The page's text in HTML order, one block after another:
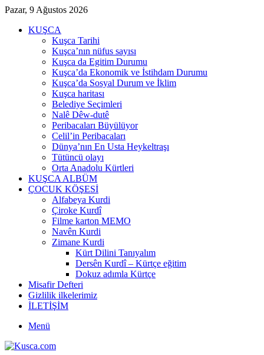
Pazar, 9 Ağustos 2026
KUŞCA
Kuşca Tarihi
Kuşca’nın nüfus sayısı
Kuşca da Egitim Durumu
Kuşca’da Ekonomik ve İstihdam Durumu
Kuşca’da Sosyal Durum ve İklim
Kuşca haritası
Belediye Seçimleri
Nalê Dêw-dutê
Peribacaları Büyülüyor
Celil’in Peribacaları
Dünya’nın En Usta Heykeltraşı
Tütüncü olayı
Orta Anadolu Kürtleri
KUŞCA ALBÜM
ÇOCUK KÖŞESİ
Alfabeya Kurdi
Çiroke Kurdî
Filme karton MEMO
Navên Kurdi
Zimane Kurdi
Kürt Dilini Tanıyalım
Dersên Kurdî – Kürtçe eğitim
Dokuz adımla Kürtçe
Misafir Defteri
Gizlilik ilkelerimiz
İLETİŞİM
Menü